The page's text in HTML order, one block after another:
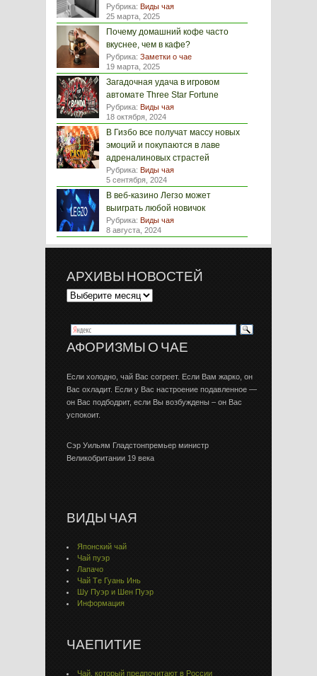
Рубрика: Виды чая
25 марта, 2025
Почему домашний кофе часто
вкуснее, чем в кафе?
Рубрика: Заметки о чае
19 марта, 2025
Загадочная удача в игровом
автомате Three Star Fortune
Рубрика: Виды чая
18 октября, 2024
В Гизбо все получат массу новых
эмоций и покупаются в лаве
адреналиновых страстей
Рубрика: Виды чая
5 сентября, 2024
В веб-казино Легзо может
выиграть любой новичок
Рубрика: Виды чая
8 августа, 2024
АРХИВЫ НОВОСТЕЙ
АФОРИЗМЫ О ЧАЕ
Если холодно, чай Вас согреет. Если Вам жарко, он
Вас охладит. Если у Вас настроение подавленное —
он Вас подбодрит, если Вы возбуждены – он Вас
успокоит.
Сэр Уильям Гладстонпремьер министр
Великобритании 19 века
ВИДЫ ЧАЯ
Японский чай
Чай пуэр
Лапачо
Чай Тe Гуaнь Инь
Шу Пуэр и Шен Пуэр
Информация
ЧАЕПИТИЕ
Чай, который предпочитают в России